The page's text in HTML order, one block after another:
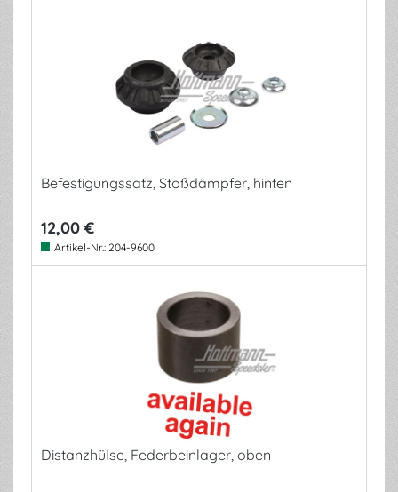
Befestigungssatz, Stoßdämpfer, hinten
12,00 €
Artikel-Nr.: 204-9600
Distanzhülse, Federbeinlager, oben